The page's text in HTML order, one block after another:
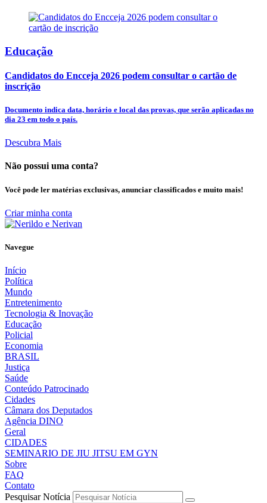
Educação
Candidatos do Encceja 2026 podem consultar o cartão de
inscrição
Documento indica data, horário e local das provas, que serão aplicadas no
dia 23 em todo o país.
Descubra Mais
Não possui uma conta?
Você pode ler matérias exclusivas, anunciar classificados e muito mais!
Criar minha conta
Navegue
Início
Política
Mundo
Entretenimento
Tecnologia & Inovação
Educação
Policial
Economia
BRASIL
Justiça
Saúde
Conteúdo Patrocinado
Cidades
Câmara dos Deputados
Agência DINO
Geral
CIDADES
SEMINARIO DE JIU JITSU EM GYN
Sobre
FAQ
Contato
Pesquisar Notícia